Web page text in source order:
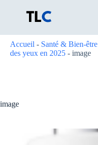
Accueil - Santé & Bien-être
des yeux en 2025 - image
image